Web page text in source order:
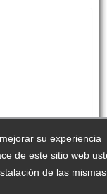
su experiencia
de este sitio web
de las mismas